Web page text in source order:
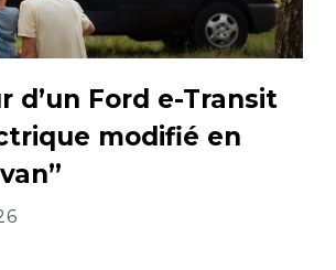
d’un Ford e-Transit
modifié en